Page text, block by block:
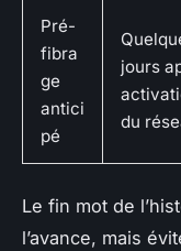
Pré-
fibra
ge
antici
pé
jours
du
Le fin mot de
l’avance, mais